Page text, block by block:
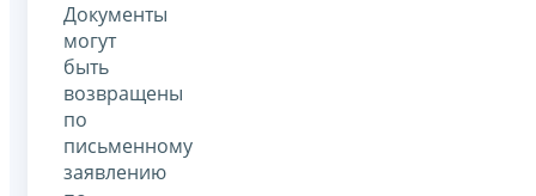
Документы
могут
быть
возвращены
по
письменному
заявлению